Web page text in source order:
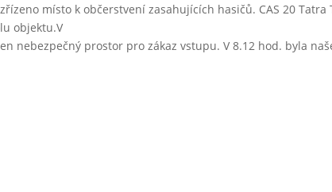
místo k občerstvení zasahujících hasičů. CAS 20 Tatra
objektu.V
nebezpečný prostor pro zákaz vstupu. V 8.12 hod. byla